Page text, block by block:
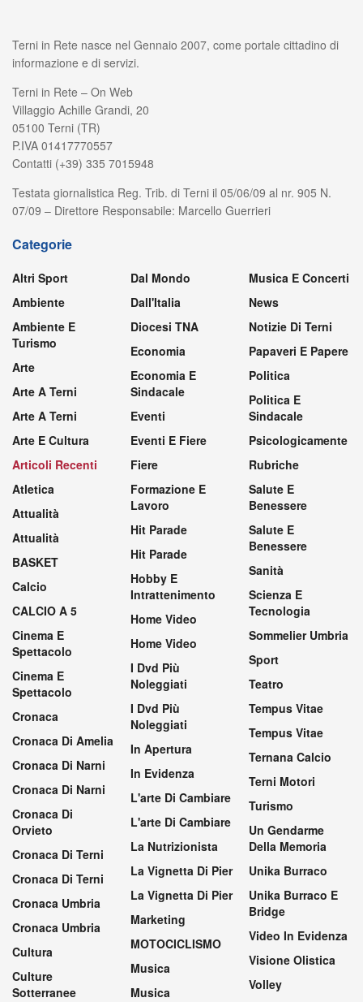
Terni in Rete nasce nel Gennaio 2007, come portale cittadino di
informazione e di servizi.
Terni in Rete – On Web
Villaggio Achille Grandi, 20
05100 Terni (TR)
P.IVA 01417770557
Contatti (+39) 335 7015948
Testata giornalistica Reg. Trib. di Terni il 05/06/09 al nr. 905 N.
07/09 – Direttore Responsabile: Marcello Guerrieri
Categorie
Altri Sport
Ambiente
Ambiente E
Turismo
Arte
Arte A Terni
Arte A Terni
Arte E Cultura
Articoli Recenti
Atletica
Attualità
Attualità
BASKET
Calcio
CALCIO A 5
Cinema E
Spettacolo
Cinema E
Spettacolo
Cronaca
Cronaca Di Amelia
Cronaca Di Narni
Cronaca Di Narni
Cronaca Di
Orvieto
Cronaca Di Terni
Cronaca Di Terni
Cronaca Umbria
Cronaca Umbria
Cultura
Culture
Sotterranee
Dal Mondo
Dall'Italia
Diocesi TNA
Economia
Economia E
Sindacale
Eventi
Eventi E Fiere
Fiere
Formazione E
Lavoro
Hit Parade
Hit Parade
Hobby E
Intrattenimento
Home Video
Home Video
I Dvd Più
Noleggiati
I Dvd Più
Noleggiati
In Apertura
In Evidenza
L'arte Di Cambiare
L'arte Di Cambiare
La Nutrizionista
La Vignetta Di Pier
La Vignetta Di Pier
Marketing
MOTOCICLISMO
Musica
Musica
Musica E Concerti
News
Notizie Di Terni
Papaveri E Papere
Politica
Politica E
Sindacale
Psicologicamente
Rubriche
Salute E
Benessere
Salute E
Benessere
Sanità
Scienza E
Tecnologia
Sommelier Umbria
Sport
Teatro
Tempus Vitae
Tempus Vitae
Ternana Calcio
Terni Motori
Turismo
Un Gendarme
Della Memoria
Unika Burraco
Unika Burraco E
Bridge
Video In Evidenza
Visione Olistica
Volley